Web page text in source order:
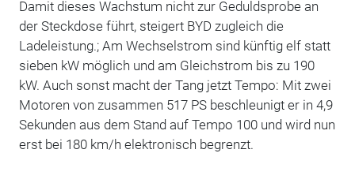
Damit dieses Wachstum nicht zur Geduldsprobe an
der Steckdose führt, steigert BYD zugleich die
Ladeleistung.; Am Wechselstrom sind künftig elf statt
sieben kW möglich und am Gleichstrom bis zu 190
kW. Auch sonst macht der Tang jetzt Tempo: Mit zwei
Motoren von zusammen 517 PS beschleunigt er in 4,9
Sekunden aus dem Stand auf Tempo 100 und wird nun
erst bei 180 km/h elektronisch begrenzt.